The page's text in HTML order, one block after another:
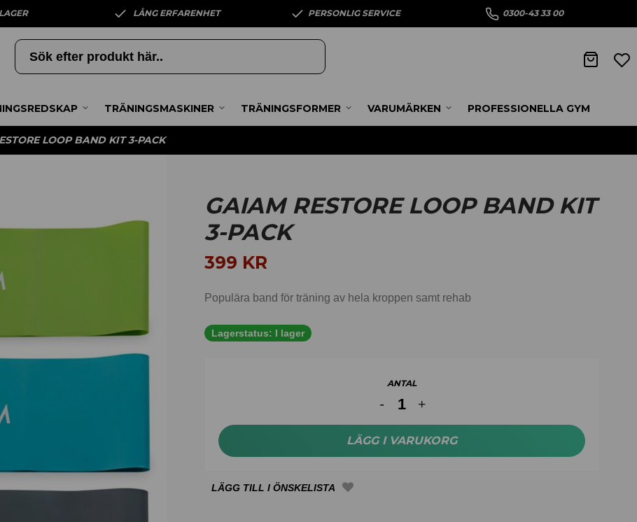
LÅNG ERFARENHET PERSONLIG SERVICE 0300-43 33 00
TRÄNINGSMASKINER TRÄNINGSFORMER VARUMÄRKEN PROFESSIONELLA GYM
LOOP BAND KIT 3-PACK
GAIAM RESTORE LOOP BAND KIT
3-PACK
399 KR
Populära band för träning av hela kroppen samt rehab
Lagerstatus: I lager
ANTAL
LÄGG I VARUKORG